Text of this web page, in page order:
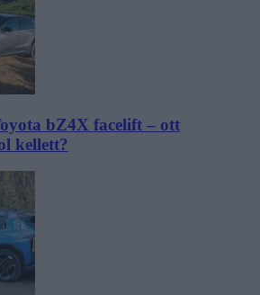
bZ4X facelift – ott
kellett?